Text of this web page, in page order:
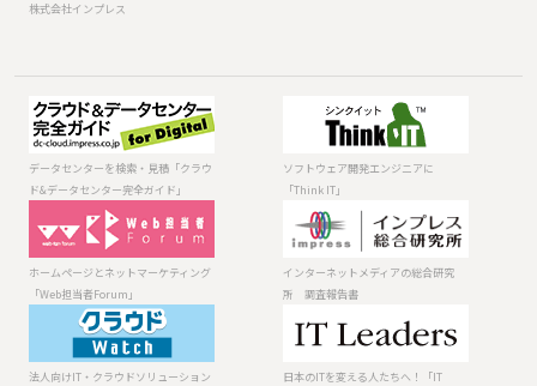
株式会社インプレス
データセンター
を検索・見積
「クラウド&デー
タセンター完全
ソフトウェア開
発エンジニアに
「Think IT」
ホームページと
ネットマーケテ
ィング「Web担
当者Forum」
インターネット
メディアの総合
研究所 調査報
法人向けIT・ク
ラウドソリュー
ションの最新ニ
日本のITを変え
「IT Leaders」
データセンターを検索・見積「クラウ
ド&データセンター完全ガイド」
ソフトウェア開発エンジニアに
「Think IT」
ホームページとネットマーケティング
「Web担当者Forum」
インターネットメディアの総合研究
所 調査報告書
法人向けIT・クラウドソリューション
日本のITを変える人たちへ！「IT